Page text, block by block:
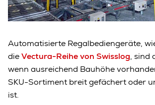
Automatisierte Regalbediengeräte,
dieVectura-Reihe von Swisslog, sind
wenn ausreichend Bauhöhe
SKU-Sortiment breit gefächert oder
ist.